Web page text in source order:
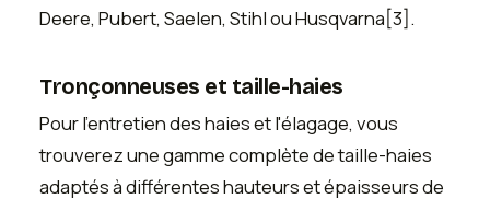
Deere, Pubert, Saelen, Stihl ou Husqvarna[3].
Tronçonneuses et taille-haies
Pour l'entretien des haies et l'élagage, vous
trouverez une gamme complète de taille-haies
adaptés à différentes hauteurs et épaisseurs de